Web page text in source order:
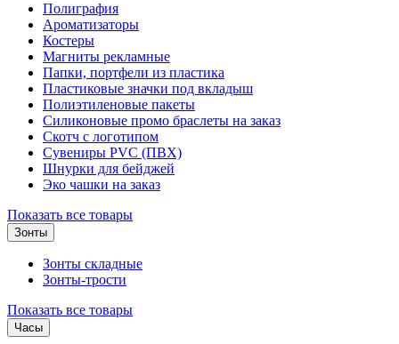
Полиграфия
Ароматизаторы
Костеры
Магниты рекламные
Папки, портфели из пластика
Пластиковые значки под вкладыш
Полиэтиленовые пакеты
Силиконовые промо браслеты на заказ
Скотч с логотипом
Сувениры PVC (ПВХ)
Шнурки для бейджей
Эко чашки на заказ
Показать все товары
Зонты
Зонты складные
Зонты-трости
Показать все товары
Часы